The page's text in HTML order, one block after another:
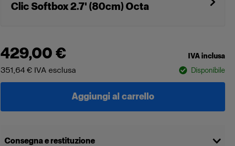
Clic Softbox 2.7' (80cm) Octa
429,00 € IVA inclusa
351,64 € IVA esclusa Disponibile
Aggiungi al carrello
Consegna e restituzione